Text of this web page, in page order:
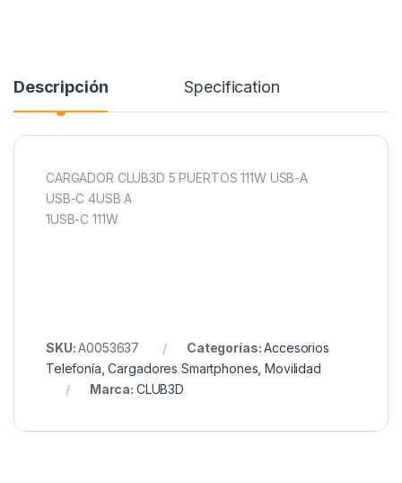
Descripción Specification
CARGADOR CLUB3D 5 PUERTOS 111W USB-A
USB-C 4USB A
1USB-C 111W
SKU:A0053637 Categorías:Accesorios
Telefonía ,Cargadores Smartphones ,Movilidad
Marca: CLUB3D